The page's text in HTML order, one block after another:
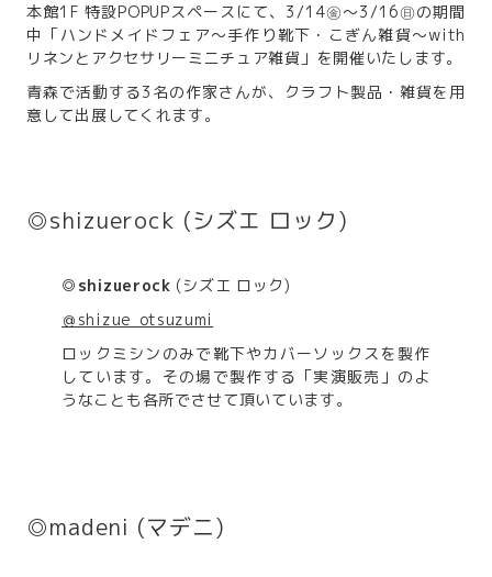
本館1F 特設POPUPスペースにて、3/14㊎～3/16㊐の期間
中「ハンドメイドフェア～手作り靴下・こぎん雑貨～with
リネンとアクセサリーミニチュア雑貨」を開催いたします。
青森で活動する3名の作家さんが、クラフト製品・雑貨を用
意して出展してくれます。
◎shizuerock (シズエ ロック)
◎shizuerock (シズエ ロック)
＠shizue_otsuzumi
ロックミシンのみで靴下やカバーソックスを製作
しています。その場で製作する「実演販売」のよ
うなことも各所でさせて頂いています。
◎madeni (マデニ)